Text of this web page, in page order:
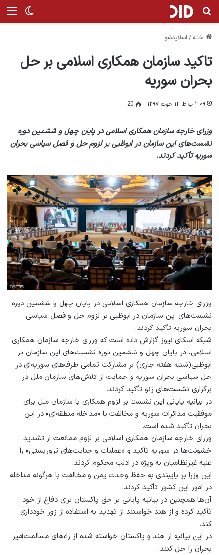
تغییر جستجو برای
خانه/ اسلایدشو
تاکید سازمان همکاری اسلامی بر حل
بحران سوریه
۳:۰۹ ب.ظ ۱۲ حوت ۱۳۹۷ 20
وزرای خارجه سازمان همکاری اسلامی در پایان چهل و ششمین دوره
نشست‌های این سازمان در ابوظبی بر لزوم حل و فصل سیاسی بحران
سوریه تأکید کردند.
وزرای خارجه سازمان همکاری اسلامی در پایان چهل و ششمین دوره
نشست‌های این سازمان در ابوظبی بر لزوم حل و فصل سیاسی
بحران سوریه تأکید کردند.
شبکه اسکای نیوز گزارش داده است که وزرای خارجه سازمان همکاری
اسلامی، در پایان چهل و ششمین دوره نشست‌های این سازمان در
ابوظبی(شنبه هفته جاری) بر مشارکت تمامی طرف‌های سوریه‌ای در
حل سیاسی بحران سوریه و حمایت از تلاش‌های سازمان ملل در
برگزاری نشست‌های ژنو تأکید کردند.
در بیانیه پایانی این نشست بر لزوم همکاری با سازمان ملل برای
موفقیت مذاکرات سوریه و مخالفت با «مداخله منطقه‌ای» در این
بحران تأکید شده است.
وزرای خارجه سازمان همکاری اسلامی بر لزوم ممانعت از تشدید
خشونت‌ها در سوریه تاکید و «عملیات و جنایت‌های تروریستی» را
علیه غیرنظامیان به ویژه در ادلب محکوم کردند.
این وزرا بر پایبندی به حفظ وحدت یمن و مخالفت با هرگونه مداخله
در امور این کشور تأکید کردند.
آن‌ها همچنین در بیانیه پایانی بر حق پاکستان برای دفاع از خود
تأکید کرده و از هند خواستند از تهدید به استفاده از زور خودداری
کند.
در این بیانیه از هند و پاکستان خواسته شده از راه‌های مسالمت‌آمیز
بحران را حل کنند.